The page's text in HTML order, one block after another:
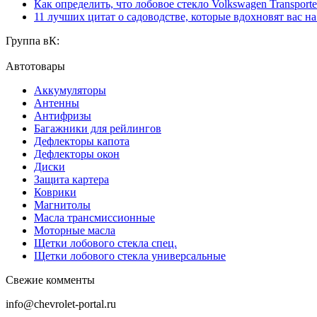
Как определить, что лобовое стекло Volkswagen
11 лучших цитат о садоводстве, которые вдохновят вас
Группа вК:
Автотовары
Аккумуляторы
Антенны
Антифризы
Багажники для рейлингов
Дефлекторы капота
Дефлекторы окон
Диски
Защита картера
Коврики
Магнитолы
Масла трансмиссионные
Моторные масла
Щетки лобового стекла спец.
Щетки лобового стекла универсальные
Свежие комменты
info@chevrolet-portal.ru